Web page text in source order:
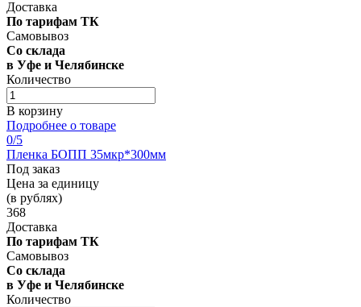
Доставка
По тарифам ТК
Самовывоз
Со склада
в Уфе и Челябинске
Количество
В корзину
Подробнее о товаре
0/5
Пленка БОПП 35мкр*300мм
Под заказ
Цена за единицу
(в рублях)
368
Доставка
По тарифам ТК
Самовывоз
Со склада
в Уфе и Челябинске
Количество